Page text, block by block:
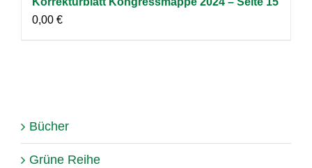
0,00 €
Bücher
Grüne Reihe